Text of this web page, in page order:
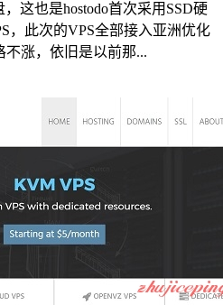
这也是hostodo首次采用SSD硬
，此次的VPS全部接入亚洲优化
不涨，依旧是以前那...